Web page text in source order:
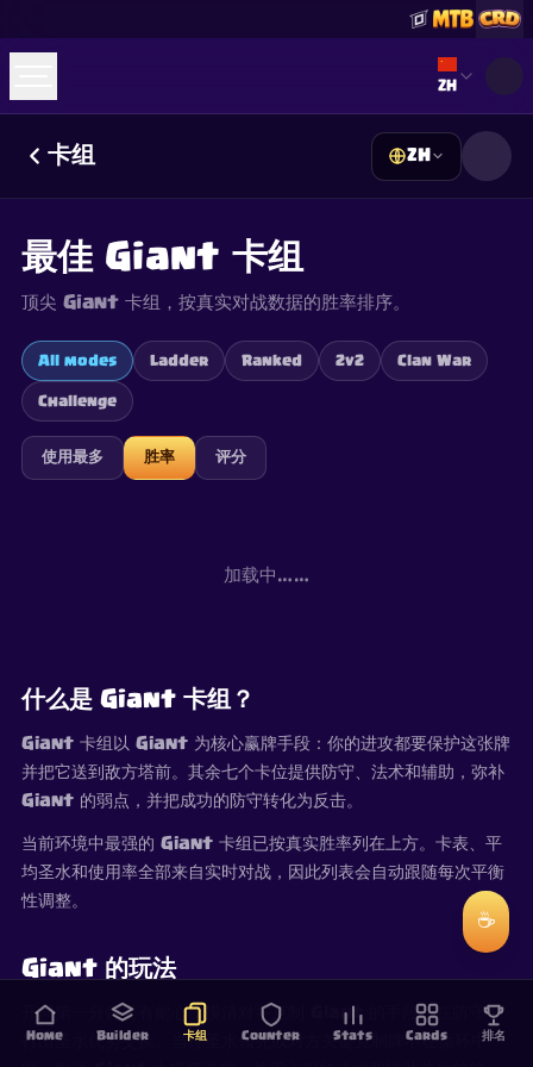
Select
ZH
卡组 ZH
最佳 Giant 卡组
顶尖 Giant 卡组，按真实对战数据的胜率排序。
All modes Ladder Ranked 2v2 Clan War
Challenge
使用最多 胜率 评分
加载中……
什么是 Giant 卡组？
Giant 卡组以 Giant 为核心赢牌手段：你的进攻都要保护这张牌
并把它送到敌方塔前。其余七个卡位提供防守、法术和辅助，弥补
Giant 的弱点，并把成功的防守转化为反击。
当前环境中最强的 Giant 卡组已按真实胜率列在上方。卡表、平
均圣水和使用率全部来自实时对战，因此列表会自动跟随每次平衡
性调整。
Giant 的玩法
开局第一分钟要有耐心：摸清对手克制 Giant 的手段，在防守中
打出圣水优势交换。当你圣水领先或对方关键克制牌不在循环中
Home Builder 卡组 Counter Stats Cards 排名
加入 Discord
Guides
FAQAbout Contact PrivacyTerms
This content is not affiliated with, endorsed, sponsored, or
responsible for it. For more information see Supercell's Fan
Content Policy
. See our Privacy Policy for additional details.
☕